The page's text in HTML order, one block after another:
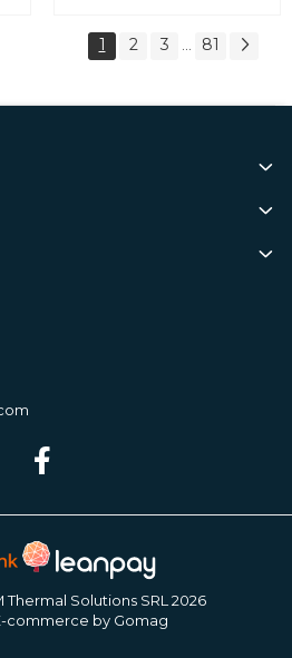
1 2 3 81
Solutions SRL 2026
commerce by Gomag